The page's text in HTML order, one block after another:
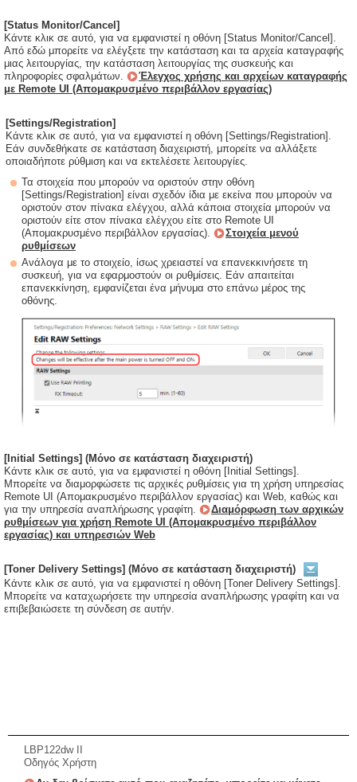
[Status Monitor/Cancel]
Κάντε κλικ σε αυτό, για να εμφανιστεί η οθόνη [Status Monitor/Cancel].
Από εδώ μπορείτε να ελέγξετε την κατάσταση και τα αρχεία καταγραφής
μιας λειτουργίας, την κατάσταση λειτουργίας της συσκευής και
πληροφορίες σφαλμάτων.
Έλεγχος χρήσης και αρχείων καταγραφής
με Remote UI (Απομακρυσμένο περιβάλλον εργασίας)
[Settings/Registration]
Κάντε κλικ σε αυτό, για να εμφανιστεί η οθόνη [Settings/Registration].
Εάν συνδεθήκατε σε κατάσταση διαχειριστή, μπορείτε να αλλάξετε
οποιαδήποτε ρύθμιση και να εκτελέσετε λειτουργίες.
Τα στοιχεία που μπορούν να οριστούν στην οθόνη
[Settings/Registration] είναι σχεδόν ίδια με εκείνα που μπορούν να
οριστούν στον πίνακα ελέγχου, αλλά κάποια στοιχεία μπορούν να
οριστούν είτε στον πίνακα ελέγχου είτε στο Remote UI
(Απομακρυσμένο περιβάλλον εργασίας).
Στοιχεία μενού
ρυθμίσεων
Ανάλογα με το στοιχείο, ίσως χρειαστεί να επανεκκινήσετε τη
συσκευή, για να εφαρμοστούν οι ρυθμίσεις. Εάν απαιτείται
επανεκκίνηση, εμφανίζεται ένα μήνυμα στο επάνω μέρος της
οθόνης.
[Initial Settings] (Μόνο σε κατάσταση διαχειριστή)
Κάντε κλικ σε αυτό, για να εμφανιστεί η οθόνη [Initial Settings].
Μπορείτε να διαμορφώσετε τις αρχικές ρυθμίσεις για τη χρήση υπηρεσίας
Remote UI (Απομακρυσμένο περιβάλλον εργασίας) και Web, καθώς και
για την υπηρεσία αναπλήρωσης γραφίτη.
Διαμόρφωση των αρχικών
ρυθμίσεων για χρήση Remote UI (Απομακρυσμένο περιβάλλον
εργασίας) και υπηρεσιών Web
[Toner Delivery Settings] (Μόνο σε κατάσταση διαχειριστή)
Κάντε κλικ σε αυτό, για να εμφανιστεί η οθόνη [Toner Delivery Settings].
Μπορείτε να καταχωρήσετε την υπηρεσία αναπλήρωσης γραφίτη και να
επιβεβαιώσετε τη σύνδεση σε αυτήν.
LBP122dw II
Οδηγός Χρήστη